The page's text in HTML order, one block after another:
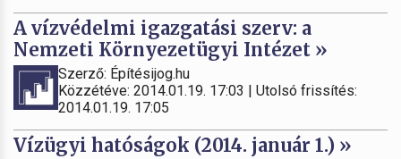
A vízvédelmi igazgatási szerv: a
Nemzeti Környezetügyi Intézet »
Szerző: Építésijog.hu
Közzétéve: 2014.01.19. 17:03 | Utolsó frissítés:
2014.01.19. 17:05
Vízügyi hatóságok (2014. január 1.) »